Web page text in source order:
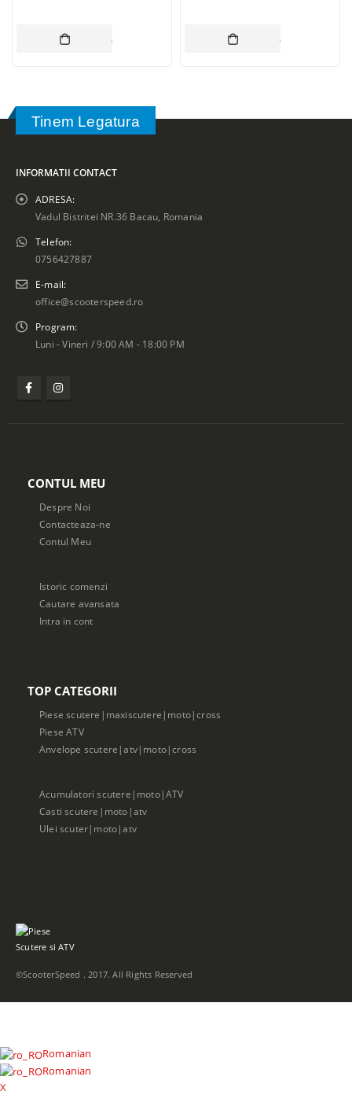
ADAUGĂ ÎN COȘ ADAUGĂ ÎN COȘ
Tinem Legatura
INFORMATII CONTACT
ADRESA:
Vadul Bistritei NR.36 Bacau, Romania
Telefon:
0756427887
E-mail:
office@scooterspeed.ro
Program:
Luni - Vineri / 9:00 AM - 18:00 PM
CONTUL MEU
Despre Noi
Contacteaza-ne
Contul Meu
Istoric comenzi
Cautare avansata
Intra in cont
TOP CATEGORII
Piese scutere|maxiscutere|moto|cross
Piese ATV
Anvelope scutere|atv|moto|cross
Acumulatori scutere|moto|ATV
Casti scutere|moto|atv
Ulei scuter|moto|atv
©ScooterSpeed . 2017. All Rights Reserved
Romanian
Romanian
X